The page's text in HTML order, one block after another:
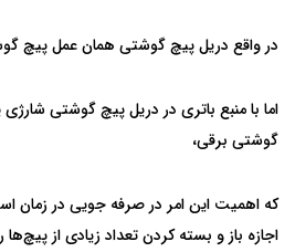
در واقع دریل پیچ گوشتی همان عمل پیچ
اما با منبع باتری در دریل پیچ گوشتی شارژی
گوشتی برقی،
که اهمیت این امر در صرفه جویی در زمان
اجازه باز و بسته کردن تعداد زیادی از